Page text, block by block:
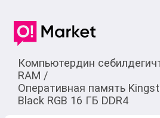
Компьютердин
RAM /
Оперативная память
Black RGB 16 ГБ DDR4